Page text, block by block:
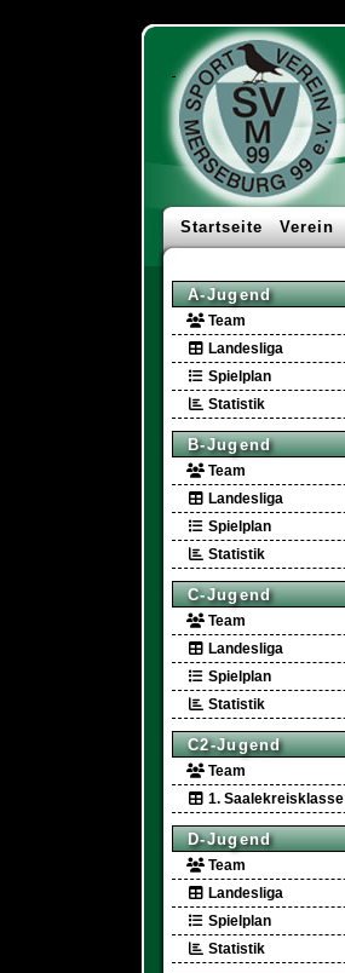
Startseite Verein
A-Jugend
Team
Landesliga
Spielplan
Statistik
B-Jugend
Team
Landesliga
Spielplan
Statistik
C-Jugend
Team
Landesliga
Spielplan
Statistik
C2-Jugend
Team
1. Saalekreisklasse
D-Jugend
Team
Landesliga
Spielplan
Statistik